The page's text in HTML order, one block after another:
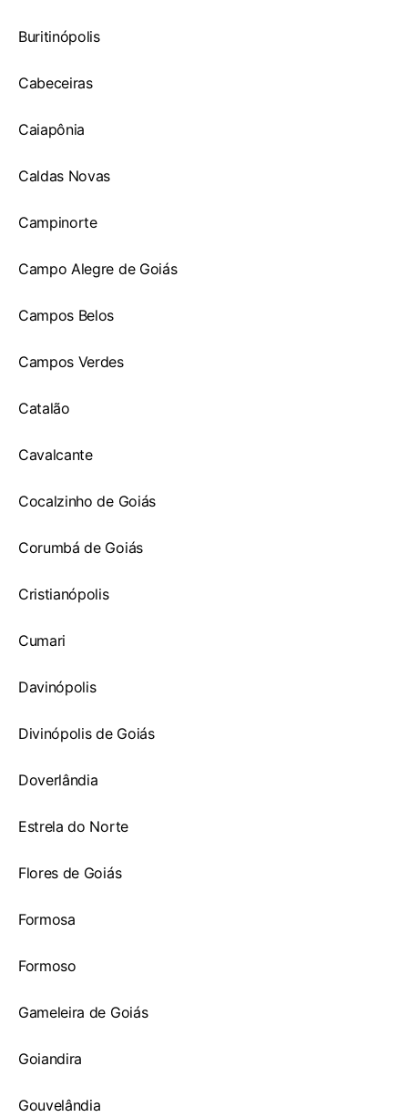
Buritinópolis
Cabeceiras
Caiapônia
Caldas Novas
Campinorte
Campo Alegre de Goiás
Campos Belos
Campos Verdes
Catalão
Cavalcante
Cocalzinho de Goiás
Corumbá de Goiás
Cristianópolis
Cumari
Davinópolis
Divinópolis de Goiás
Doverlândia
Estrela do Norte
Flores de Goiás
Formosa
Formoso
Gameleira de Goiás
Goiandira
Gouvelândia